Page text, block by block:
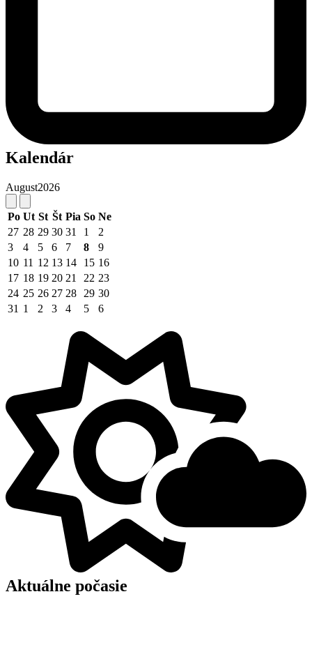
Kalendár
August2026
Po Ut St Št Pia So Ne
27 28 29 30 31 1
2
3
4 5 6 7 8
9
10 11 12 13 14 15 16
17 18 19 20 21 22 23
24 25 26 27 28 29 30
31 1 2 3 4 5 6
Aktuálne počasie